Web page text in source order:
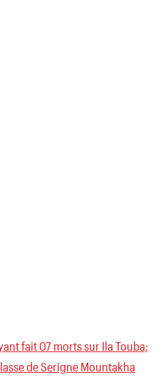
fait 07 morts sur Ila Touba;
de Serigne Mountakha